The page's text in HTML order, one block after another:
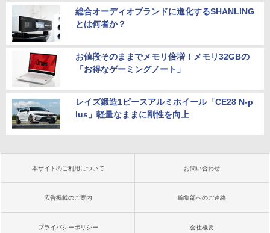
総合オーディオブランドに進化するSHANLING
とは何者か？
お値段そのままでメモリ倍増！メモリ32GBの
「お得なゲーミングノート」
レイズ鍛造1ピースアルミホイール「CE28 N-p
lus」軽量なままに剛性を向上
本サイトのご利用について お問い合わせ
広告掲載のご案内 編集部へのご連絡
プライバシーポリシー 会社概要